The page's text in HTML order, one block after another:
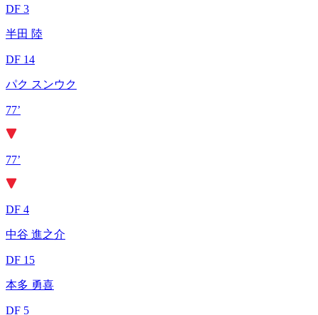
DF 3
半田 陸
DF 14
パク スンウク
77’
77’
DF 4
中谷 進之介
DF 15
本多 勇喜
DF 5